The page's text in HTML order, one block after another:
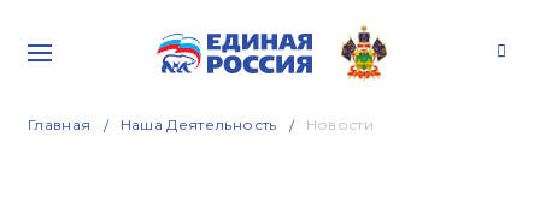
Главная Наша Деятельность Новости